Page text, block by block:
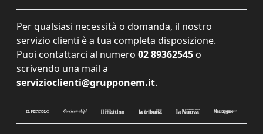
Per qualsiasi necessità o domanda, il nostro
servizio clienti è a tua completa disposizione.
Puoi contattarci al numero 02 89362545 o
scrivendo una mail a
servizioclienti@grupponem.it.